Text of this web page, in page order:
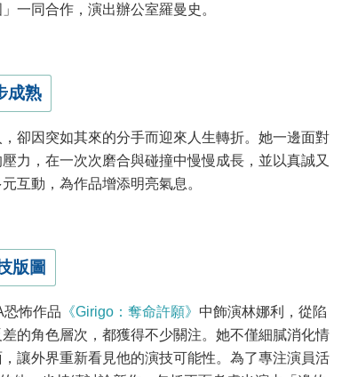
一同合作，演出辦公室羅曼史。
成熟
卻因突如其來的分手而迎來人生轉折。她一邊面對
力，在一次次磨合與碰撞中慢慢成長，並以真誠又
互動，為作品增添明亮氣息。
版圖
恐怖作品 《Girigo：奪命許願》 中飾演林娜利，從陷
的角色層次，都獲得不少關注。她不僅細膩消化情
讓外界重新看見他的演技可能性。為了專注演員活